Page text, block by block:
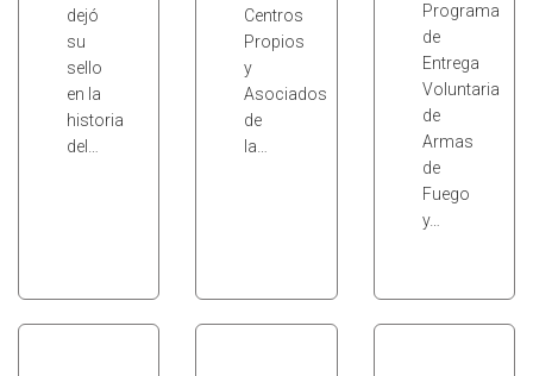
dejó
su
sello
en la
historia
del…
Centros
Propios
y
Asociados
de
la…
Programa
de
Entrega
Voluntaria
de
Armas
de
Fuego
y…